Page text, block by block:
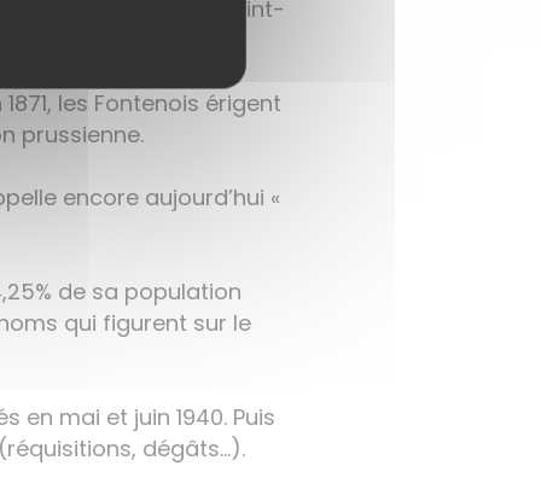
situés sur la colline Saint-
les Fontenois érigent
prussienne.
encore aujourd’hui «
de sa population
qui figurent sur le
en mai et juin 1940. Puis
dégâts...).